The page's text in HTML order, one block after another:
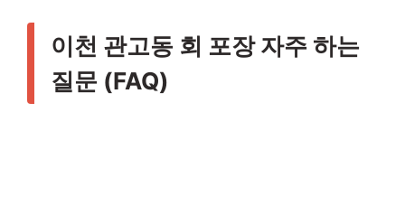
이천 관고동 회 포장 자주 하는
질문 (FAQ)